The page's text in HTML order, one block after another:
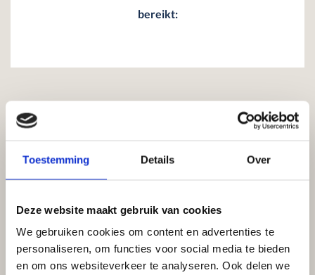
Toestemming Details Over
Deze website maakt gebruik van cookies
We gebruiken cookies om content en advertenties te
personaliseren, om functies voor social media te bieden
en om ons websiteverkeer te analyseren. Ook delen we
bereikt:
Leveranciers (Algemeen)
Vrachtverkeer met als bestemming industrieterrein
de Grote Bottel wordt aangeraden via snelweg A67
richting Deurne te rijden. Chauffeurs kunnen na het